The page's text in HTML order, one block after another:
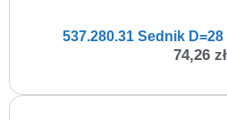
537.280.31 Sednik D=28
74,26 zł